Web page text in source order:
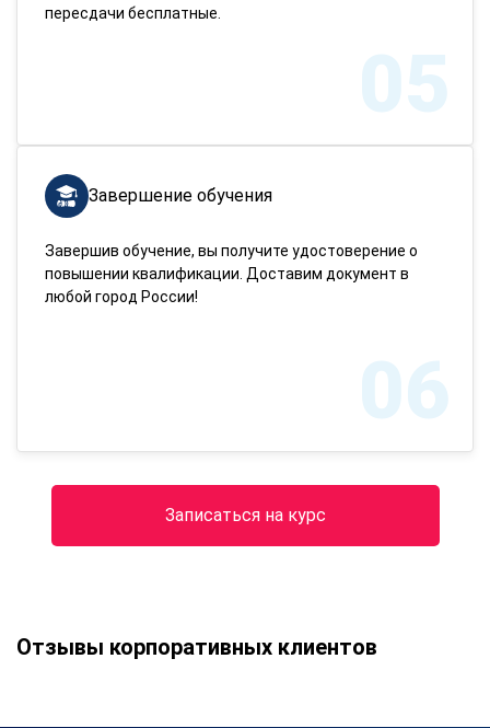
пересдачи бесплатные.
05
Завершение обучения
Завершив обучение, вы получите удостоверение о
повышении квалификации. Доставим документ в
любой город России!
06
Записаться на курс
Отзывы корпоративных клиентов